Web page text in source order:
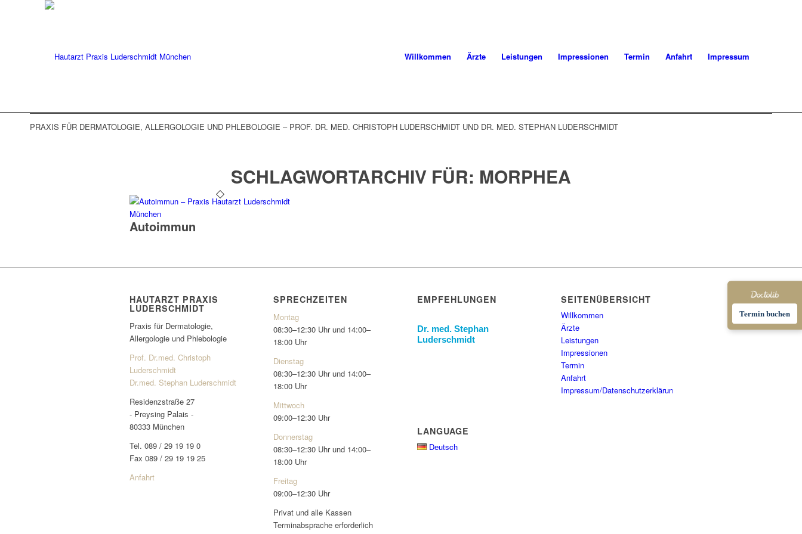
Willkommen Ärzte Leistungen Impressionen Termin Anfahrt Impressum
PRAXIS FÜR DERMATOLOGIE, ALLERGOLOGIE UND PHLEBOLOGIE – PROF. DR. MED. CHRISTOPH LUDERSCHMIDT UND DR. MED. STEPHAN LUDERSCHMIDT
SCHLAGWORTARCHIV FÜR: MORPHEA
Autoimmun
HAUTARZT PRAXIS
LUDERSCHMIDT
Praxis für Dermatologie,
Allergologie und Phlebologie
Prof. Dr.med. Christoph
Luderschmidt
Dr.med. Stephan Luderschmidt
Residenzstraße 27
- Preysing Palais -
80333 München
Tel. 089 / 29 19 19 0
Fax 089 / 29 19 19 25
Anfahrt
SPRECHZEITEN
Montag
08:30–12:30 Uhr und 14:00–
18:00 Uhr
Dienstag
08:30–12:30 Uhr und 14:00–
18:00 Uhr
Mittwoch
09:00–12:30 Uhr
Donnerstag
08:30–12:30 Uhr und 14:00–
18:00 Uhr
Freitag
09:00–12:30 Uhr
Privat und alle Kassen
Terminabsprache erforderlich
EMPFEHLUNGEN
Dr. med. Stephan
Luderschmidt
LANGUAGE
Deutsch
SEITENÜBERSICHT
Willkommen
Ärzte
Leistungen
Impressionen
Termin
Anfahrt
Impressum/Datenschutzerklärung
Termin buchen